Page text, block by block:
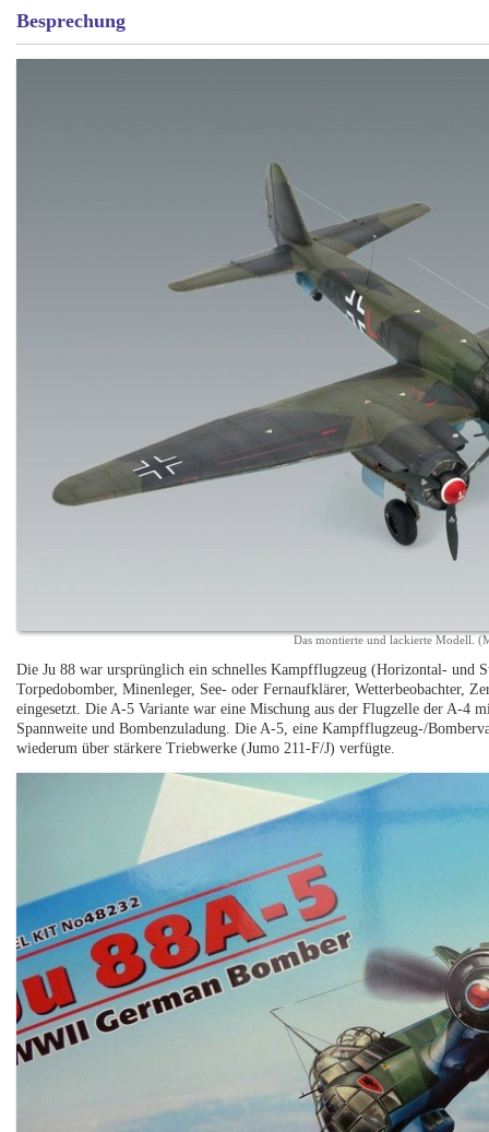
Besprechung
Das montierte und lackierte Modell.
Die Ju 88 war ursprünglich ein schnelles Kampfflugzeug (Horizontal- und
Torpedobomber, Minenleger, See- oder Fernaufklärer, Wetterbeobachter,
eingesetzt. Die A-5 Variante war eine Mischung aus der Flugzelle der A-4
Spannweite und Bombenzuladung. Die A-5, eine Kampfflugzeug-/
wiederum über stärkere Triebwerke (Jumo 211-F/J) verfügte.